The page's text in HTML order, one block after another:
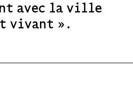
avec la ville
vivant ».